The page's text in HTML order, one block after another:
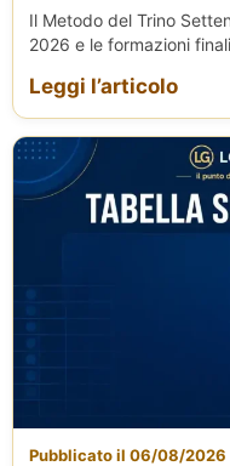
Il Metodo del Trino
2026 e le formazioni
Leggi l’articolo
Pubblicato il 06/08/2026